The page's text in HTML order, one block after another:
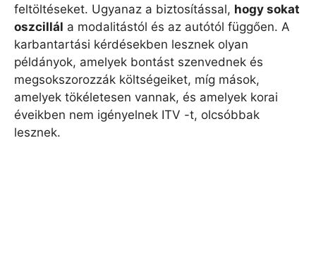
feltöltéseket. Ugyanaz a biztosítással, hogy sokat
oszcillál a modalitástól és az autótól függően. A
karbantartási kérdésekben lesznek olyan
példányok, amelyek bontást szenvednek és
megsokszorozzák költségeiket, míg mások,
amelyek tökéletesen vannak, és amelyek korai
éveikben nem igényelnek ITV -t, olcsóbbak
lesznek.